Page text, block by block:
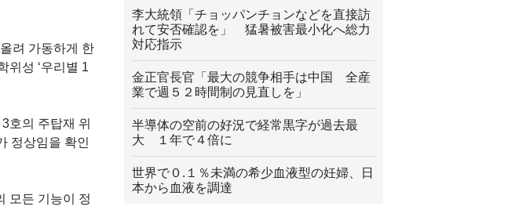
려 가동하게 한
위성 ‘우리별 1
호의 주탑재 위
정상임을 확인
모든 기능이 정
李大統領「チョッパンチョンなどを直接訪
れて安否確認を」 猛暑被害最小化へ総力
対応指示
金正官長官「最大の競争相手は中国 全産
業で週５２時間制の見直しを」
半導体の空前の好況で経常黒字が過去最
大 １年で４倍に
世界で０.１％未満の希少血液型の妊婦、日
本から血液を調達